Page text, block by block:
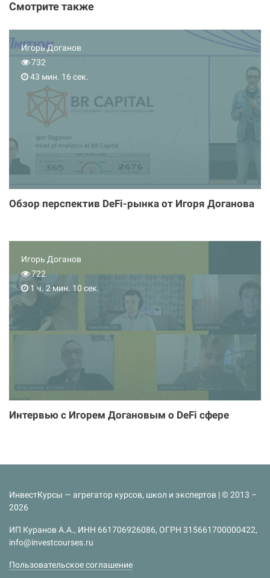
Смотрите также
Игорь Доганов
732
43 мин. 16 сек.
Обзор перспектив DeFi-рынка от Игоря Доганова
Игорь Доганов
722
1 ч. 2 мин. 10 сек.
Интервью с Игорем Догановым о DeFi сфере
ИнвестКурсы — агрегатор курсов, школ и экспертов | © 2013 –
2026
ИП Куранов А.А., ИНН 661706926086, ОГРН 315661700000422,
info@investcourses.ru
Пользовательское соглашение